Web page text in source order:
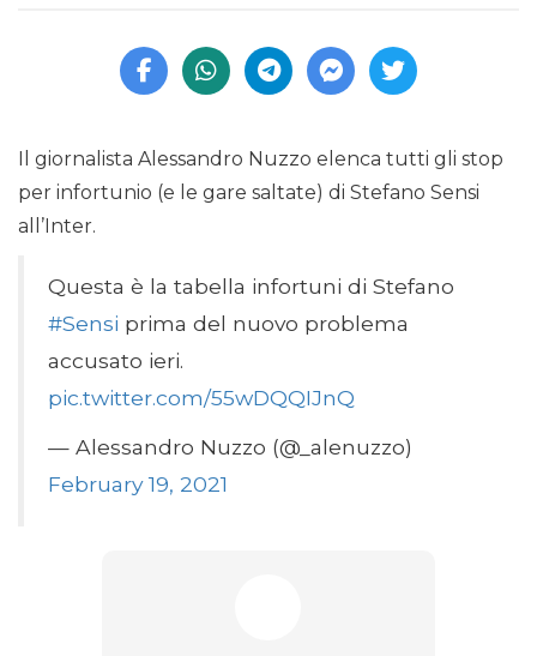
Il giornalista Alessandro Nuzzo elenca tutti gli stop
per infortunio (e le gare saltate) di Stefano Sensi
all’Inter.
Questa è la tabella infortuni di Stefano
#Sensi prima del nuovo problema
accusato ieri.
pic.twitter.com/55wDQQIJnQ
— Alessandro Nuzzo (@_alenuzzo)
February 19, 2021